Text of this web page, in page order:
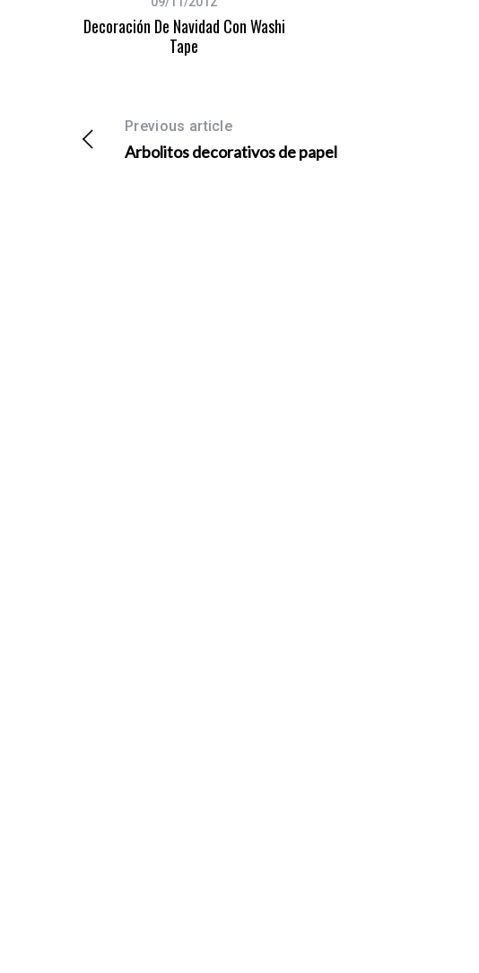
Decoración De Navidad Con Washi
Tape
Previous article
Arbolitos decorativos de papel